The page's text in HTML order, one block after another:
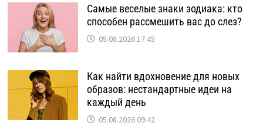
Самые веселые знаки зодиака: кто
способен рассмешить вас до слез?
05.08.2026 17:45
Как найти вдохновение для новых
образов: нестандартные идеи на
каждый день
05.08.2026 09:42